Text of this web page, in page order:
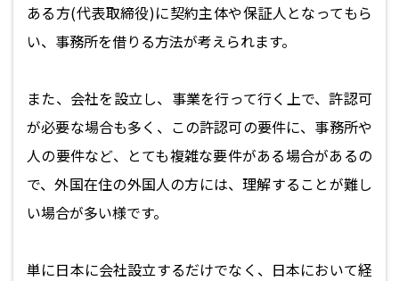
ある方(代表取締役)に契約主体や保証人となってもら
い、事務所を借りる方法が考えられます。
また、会社を設立し、事業を行って行く上で、許認可
が必要な場合も多く、この許認可の要件に、事務所や
人の要件など、とても複雑な要件がある場合があるの
で、外国在住の外国人の方には、理解することが難し
い場合が多い様です。
単に日本に会社設立するだけでなく、日本において経